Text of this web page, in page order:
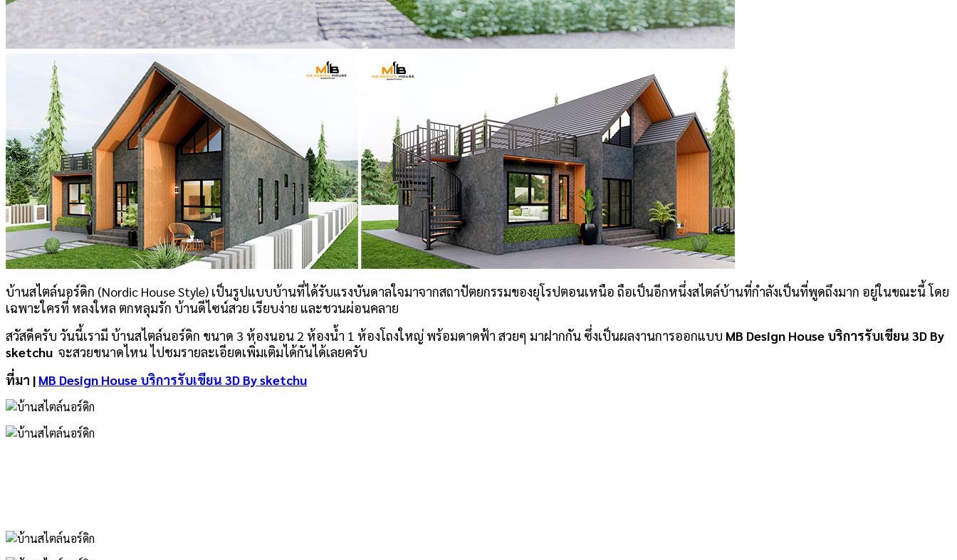
บ้านสไตล์นอร์ดิก (Nordic House Style) เป็นรูปแบบบ้านที่ได้รับแรงบันดาลใจมาจากสถาปัตยกรรมของยุโรปตอนเหนือ ถือเป็นอีกหนึ่งสไตล์บ้านที่กำลังเป็นที่พูดถึงมาก อยู่ในขณะนี้ โดย
เฉพาะใครที่ หลงใหล ตกหลุมรัก บ้านดีไซน์สวย เรียบง่าย และชวนผ่อนคลาย
สวัสดีครับ วันนี้เรามี บ้านสไตล์นอร์ดิก ขนาด 3 ห้องนอน 2 ห้องน้ำ 1 ห้องโถงใหญ่ พร้อมดาดฟ้า สวยๆ มาฝากกัน ซึ่งเป็นผลงานการออกแบบ MB Design House บริการรับเขียน 3D By
sketchu จะสวยขนาดไหน ไปชมรายละเอียดเพิ่มเติมได้กันได้เลยครับ
ที่มา | MB Design House บริการรับเขียน 3D By sketchu